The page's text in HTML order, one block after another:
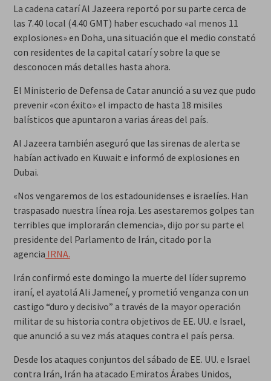
La cadena catarí Al Jazeera reportó por su parte cerca de
las 7.40 local (4.40 GMT) haber escuchado «al menos 11
explosiones» en Doha, una situación que el medio constató
con residentes de la capital catarí y sobre la que se
desconocen más detalles hasta ahora.
El Ministerio de Defensa de Catar anunció a su vez que pudo
prevenir «con éxito» el impacto de hasta 18 misiles
balísticos que apuntaron a varias áreas del país.
Al Jazeera también aseguró que las sirenas de alerta se
habían activado en Kuwait e informó de explosiones en
Dubai.
«Nos vengaremos de los estadounidenses e israelíes. Han
traspasado nuestra línea roja. Les asestaremos golpes tan
terribles que implorarán clemencia», dijo por su parte el
presidente del Parlamento de Irán, citado por la
agencia IRNA.
Irán confirmó este domingo la muerte del líder supremo
iraní, el ayatolá Ali Jameneí, y prometió venganza con un
castigo “duro y decisivo” a través de la mayor operación
militar de su historia contra objetivos de EE. UU. e Israel,
que anunció a su vez más ataques contra el país persa.
Desde los ataques conjuntos del sábado de EE. UU. e Israel
contra Irán, Irán ha atacado Emiratos Árabes Unidos,